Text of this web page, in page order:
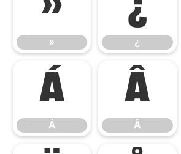
»
»
¿
¿
Á
Á
Â
Â